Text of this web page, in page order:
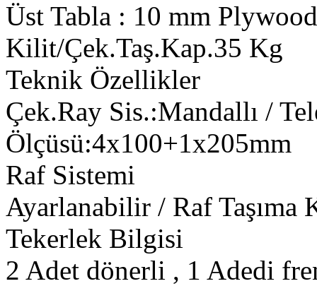
Üst Tabla : 10 mm
Kilit/Çek.Taş.Kap.35 Kg
Teknik Özellikler
Çek.Ray Sis.:Mandallı /
Ölçüsü:4x100+1x205mm
Raf Sistemi
Ayarlanabilir / Raf Taşıma
Tekerlek Bilgisi
2 Adet dönerli , 1 Adedi